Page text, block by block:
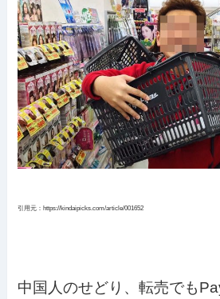
引用元：https://kindaipicks.com/article/001652
中国人のせどり、転売でも